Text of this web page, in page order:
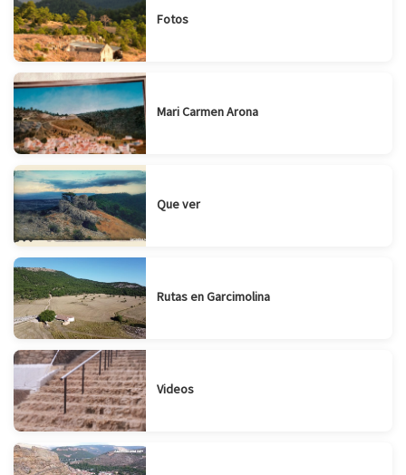
Fotos
Mari Carmen Arona
Que ver
Rutas en Garcimolina
Videos